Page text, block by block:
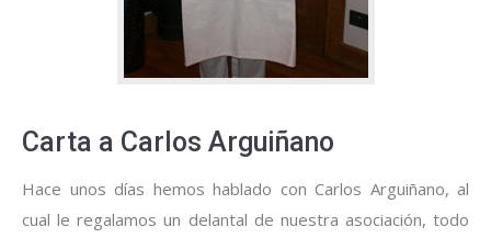
Carta a Carlos Arguiñano
Hace unos días hemos hablado con Carlos Arguiñano, al
cual le regalamos un delantal de nuestra asociación, todo